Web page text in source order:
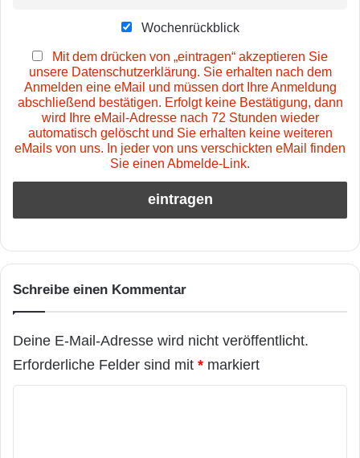
Wochenrückblick
Mit dem drücken von „eintragen“ akzeptieren Sie
unsere Datenschutzerklärung. Sie erhalten nach dem
Anmelden eine eMail und müssen dort Ihre Anmeldung
abschließend bestätigen. Erfolgt keine Bestätigung, dann
wird Ihre eMail-Adresse nach 72 Stunden wieder
automatisch gelöscht und Sie erhalten keine weiteren
eMails von uns. In jeder von uns verschickten eMail finden
Sie einen Abmelde-Link.
Schreibe einen Kommentar
Deine E-Mail-Adresse wird nicht veröffentlicht.
Erforderliche Felder sind mit * markiert